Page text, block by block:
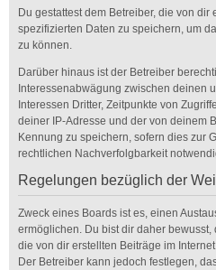
Du gestattest dem Betreiber, die von
spezifizierten Daten zu speichern, um
zu können.
Darüber hinaus ist der Betreiber
Interessenabwägung zwischen deinen
Interessen Dritter, Zeitpunkte von
deiner IP-Adresse und der von deinem
Kennung zu speichern, sofern dies zur
rechtlichen Nachverfolgbarkeit
Regelungen bezüglich der
Zweck eines Boards ist es, einen
ermöglichen. Du bist dir daher
die von dir erstellten Beiträge im
Der Betreiber kann jedoch festlegen,